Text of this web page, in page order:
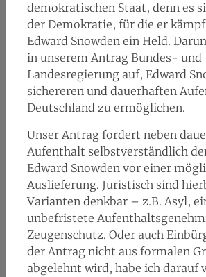
demokratischen Staat, denn es
der Demokratie, für die er
Edward Snowden ein Held.
in unserem Antrag Bundes- und
Landesregierung auf, Edward
sichereren und dauerhaften
Deutschland zu ermöglichen.
Unser Antrag fordert neben
Aufenthalt selbstverständlich
Edward Snowden vor einer
Auslieferung. Juristisch sind
Varianten denkbar – z.B. Asyl,
unbefristete
Zeugenschutz. Oder auch
der Antrag nicht aus formalen
abgelehnt wird, habe ich darauf